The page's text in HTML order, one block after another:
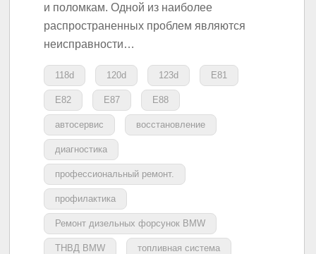
и поломкам. Одной из наиболее
распространенных проблем являются
неисправности…
118d 120d 123d E81
E82 E87 E88
автосервис восстановление
диагностика
профессиональный ремонт.
профилактика
Ремонт дизельных форсунок BMW
ТНВД BMW топливная система